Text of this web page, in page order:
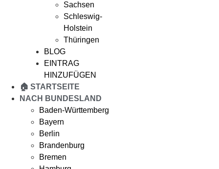
Sachsen
Schleswig-
Holstein
Thüringen
BLOG
EINTRAG
HINZUFÜGEN
🏠 STARTSEITE
NACH BUNDESLAND
Baden-Württemberg
Bayern
Berlin
Brandenburg
Bremen